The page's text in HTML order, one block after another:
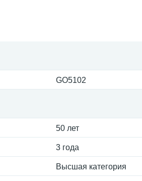
GO5102
50 лет
3 года
Высшая категория